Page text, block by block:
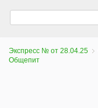
Экспресс № от 28.04.25
Общепит